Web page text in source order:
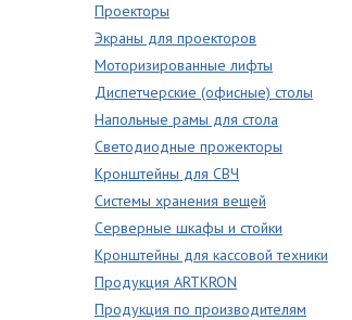
Проекторы
Экраны для проекторов
Моторизированные лифты
Диспетчерские (офисные) столы
Напольные рамы для стола
Светодиодные прожекторы
Кронштейны для СВЧ
Системы хранения вещей
Серверные шкафы и стойки
Кронштейны для кассовой техники
Продукция ARTKRON
Продукция по производителям